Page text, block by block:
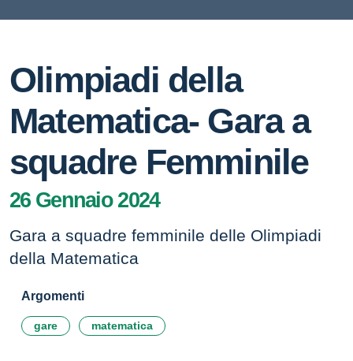
Olimpiadi della
Matematica- Gara a
squadre Femminile
26 Gennaio 2024
Gara a squadre femminile delle Olimpiadi
della Matematica
Argomenti
gare matematica